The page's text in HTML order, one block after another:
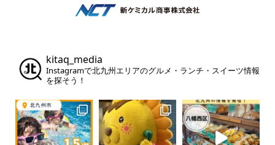
kitaq_media
Instagramで北九州エリアのグルメ・ランチ・スイーツ情報
を探そう！